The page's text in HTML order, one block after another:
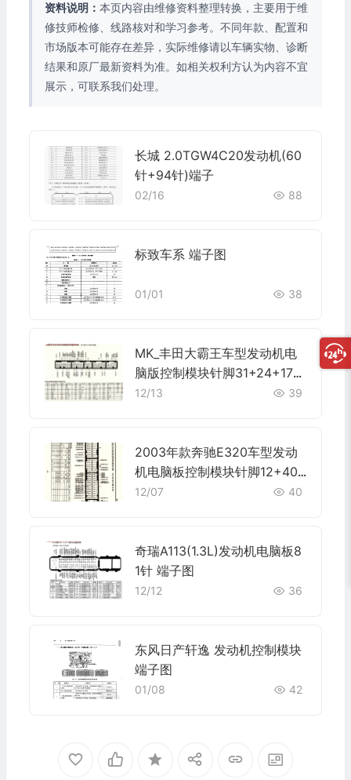
资料说明： 本页内容由维修资料整理转换，主要用于维
修技师检修、线路核对和学习参考。不同年款、配置和
市场版本可能存在差异，实际维修请以车辆实物、诊断
结果和原厂最新资料为准。如相关权利方认为内容不宜
展示，可联系我们处理。
长城 2.0TGW4C20发动机(60
针+94针)端子
02/16 88
标致车系 端子图
01/01 38
MK_丰田大霸王车型发动机电
脑版控制模块针脚31+24+17+
28+22针 端子图
12/13 39
2003年款奔驰E320车型发动
机电脑板控制模块针脚12+40+
24+48+21针 端子图
12/07 40
奇瑞A113(1.3L)发动机电脑板8
1针 端子图
12/12 36
东风日产轩逸 发动机控制模块
端子图
01/08 42